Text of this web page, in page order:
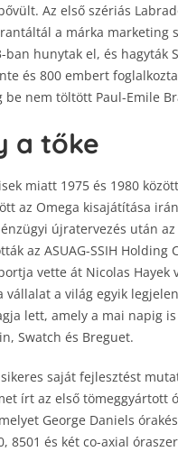
Az első szériás
a márka marketing
hunytak el, és hagyták
és 800 embert
be nem töltött Paul-Emile
a tőke
miatt 1975 és 1980
az Omega kisajátítása
újratervezés után az
az ASUAG-SSIH
vette át Nicolas
vállalat a világ egyik
lett, amely a mai napig
Swatch és Breguet.
saját fejlesztést
írt az első tömeggyártott
George Daniels
8501 és két co-axial